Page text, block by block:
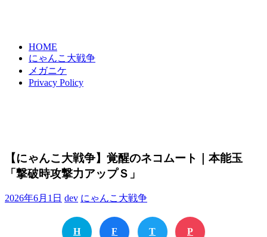
HOME
にゃんこ大戦争
メガニケ
Privacy Policy
【にゃんこ大戦争】覚醒のネコムート｜本能玉
「撃破時攻撃力アップＳ」
2026年6月1日 dev にゃんこ大戦争
H F T P